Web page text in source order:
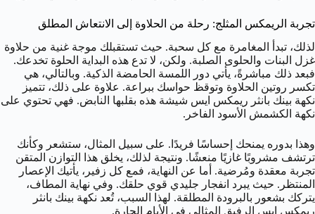
تجربة الريمكس المثلج: رحلة من الحلاوة إلى الانتعاش المطلق
لذلك، تبدأ المغامرة مع كل سحبة. حيث تستقبلك موجة غنية من حلاوة
غزل البنات والحلوى الصلبة. ولكن، لا تدع هذه البداية الحلوة تخدعك.
فبعد ذلك مباشرةً، يأتي دور اللمسة الحامضة الذكية. وبالتالي، هي
تكسر روتين الحلاوة وتوقظ حواسك ببراعة. علاوة على ذلك، تتميز
نكهة بينك بانثر ريمكس ايس شيشة هذه بقلبها النابض. فهي تحتوي على
نكهة الكشمش الأسود الفاخر.
وهذا بدوره يمنحك إحساسًا فريدًا. على سبيل المثال، ستشعر وكأنك
ترتشف مشروبًا غازيًا منعشًا. ونتيجة لذلك، يخلق هذا التوازن المتقن
تجربة معقدة ومُرضية. أما عن النهاية، فمع كل زفير، يأتيك الإعصار
المنتظر. حيث يبرد انفجار جليدي قوي حلقك. وفي نهاية المطاف،
يتركك بشعور بالبرودة المطلقة. لهذا السبب، تُعد نكهة بينك بانثر
ريمكس ايس الرفيق المثالي في الأيام الحارة.